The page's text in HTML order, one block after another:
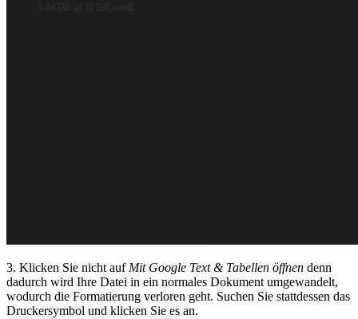
3. Klicken Sie nicht auf Mit Google Text & Tabellen öffnen denn
dadurch wird Ihre Datei in ein normales Dokument umgewandelt,
wodurch die Formatierung verloren geht. Suchen Sie stattdessen das
Druckersymbol und klicken Sie es an.